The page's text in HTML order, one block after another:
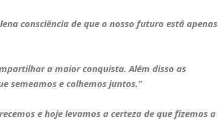
consciência de que o nosso futuro está apenas
a maior conquista. Além disso as
semeamos e colhemos juntos.”
e hoje levamos a certeza de que fizemos a